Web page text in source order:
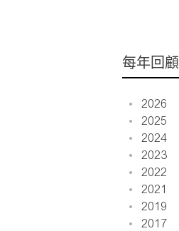
每年回顧
2026
2025
2024
2023
2022
2021
2019
2017